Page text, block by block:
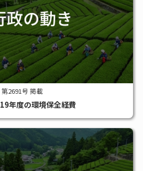
#サステナブル #スマート農業
2691号 掲載
年度の環境保全経費